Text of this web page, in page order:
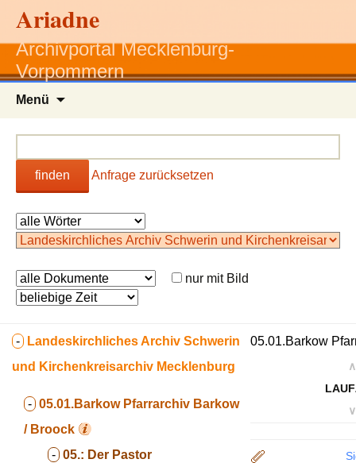
Ariadne
Archivportal Mecklenburg-
Vorpommern
Menü
finden Anfrage zurücksetzen
nur mit Bild
- Landeskirchliches Archiv Schwerin
und Kirchenkreisarchiv Mecklenburg
- 05.01.Barkow Pfarrarchiv Barkow
/ Broock
- 05.: Der Pastor
05.01.Barkow
∧
∨